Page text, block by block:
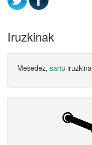
Iruzkinak
Mesedez, sartu